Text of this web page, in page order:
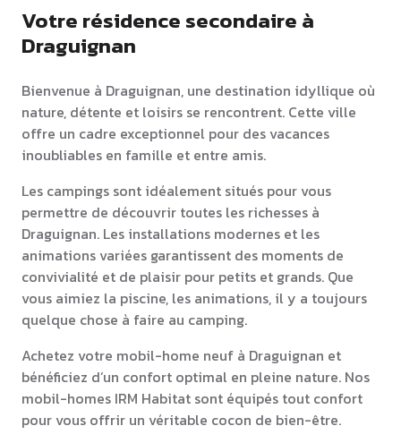
Votre résidence secondaire à
Draguignan
Bienvenue à Draguignan, une destination idyllique où
nature, détente et loisirs se rencontrent. Cette ville
offre un cadre exceptionnel pour des vacances
inoubliables en famille et entre amis.
Les campings sont idéalement situés pour vous
permettre de découvrir toutes les richesses à
Draguignan. Les installations modernes et les
animations variées garantissent des moments de
convivialité et de plaisir pour petits et grands. Que
vous aimiez la piscine, les animations, il y a toujours
quelque chose à faire au camping.
Achetez votre mobil-home neuf à Draguignan et
bénéficiez d’un confort optimal en pleine nature. Nos
mobil-homes IRM Habitat sont équipés tout confort
pour vous offrir un véritable cocon de bien-être.